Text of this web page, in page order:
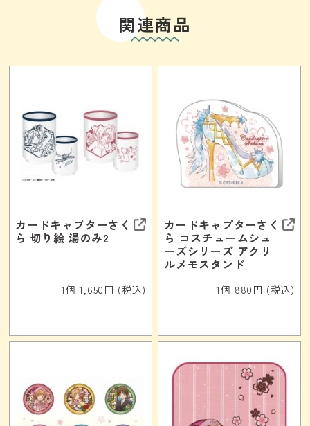
関連商品
カードキャプターさく
ら 切り絵 湯のみ2
1個 1,650円 (税込)
カードキャプターさく
ら コスチュームシュ
ーズシリーズ アクリ
ルメモスタンド
1個 880円 (税込)